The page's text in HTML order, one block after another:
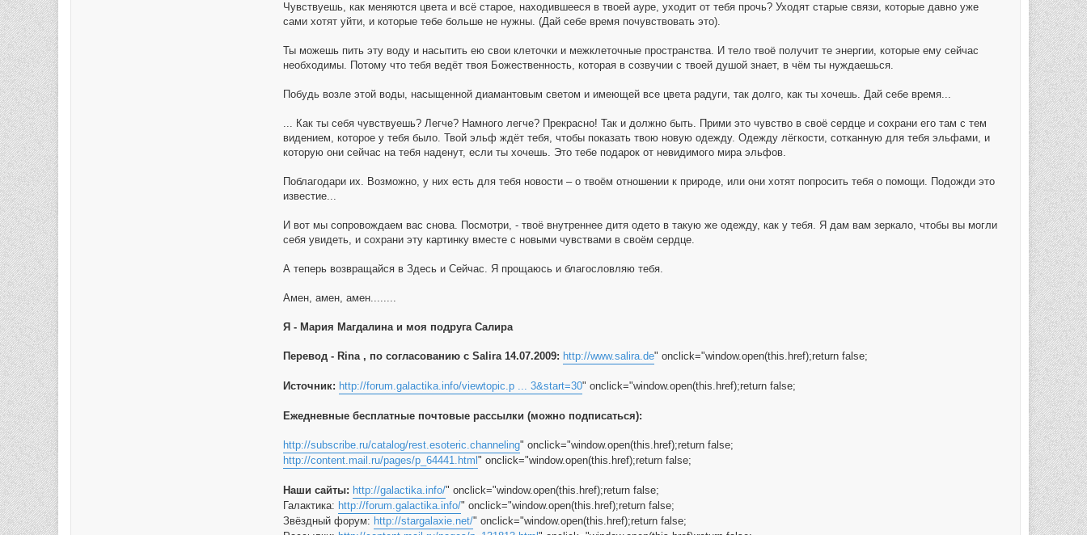
Чувствуешь, как меняются цвета и всё старое, находившееся в твоей ауре, уходит от тебя прочь? Уходят старые связи, которые давно уже
сами хотят уйти, и которые тебе больше не нужны. (Дай себе время почувствовать это).
Ты можешь пить эту воду и насытить ею свои клеточки и межклеточные пространства. И тело твоё получит те энергии, которые ему сейчас
необходимы. Потому что тебя ведёт твоя Божественность, которая в созвучии с твоей душой знает, в чём ты нуждаешься.
Побудь возле этой воды, насыщенной диамантовым светом и имеющей все цвета радуги, так долго, как ты хочешь. Дай себе время...
... Как ты себя чувствуешь? Легче? Намного легче? Прекрасно! Так и должно быть. Прими это чувство в своё сердце и сохрани его там с тем
видением, которое у тебя было. Твой эльф ждёт тебя, чтобы показать твою новую одежду. Одежду лёгкости, сотканную для тебя эльфами, и
которую они сейчас на тебя наденут, если ты хочешь. Это тебе подарок от невидимого мира эльфов.
Поблагодари их. Возможно, у них есть для тебя новости – о твоём отношении к природе, или они хотят попросить тебя о помощи. Подожди это
известие...
И вот мы сопровождаем вас снова. Посмотри, - твоё внутреннее дитя одето в такую же одежду, как у тебя. Я дам вам зеркало, чтобы вы могли
себя увидеть, и сохрани эту картинку вместе с новыми чувствами в своём сердце.
А теперь возвращайся в Здесь и Сейчас. Я прощаюсь и благословляю тебя.
Амен, амен, амен........
Я - Мария Магдалина и моя подруга Салира
Перевод - Rina , по согласованию с Salira 14.07.2009: http://www.salira.de" onclick="window.open(this.href);return false;
Источник: http://forum.galactika.info/viewtopic.p ... 3&start=30" onclick="window.open(this.href);return false;
Ежедневные бесплатные почтовые рассылки (можно подписаться):
http://subscribe.ru/catalog/rest.esoteric.channeling" onclick="window.open(this.href);return false;
http://content.mail.ru/pages/p_64441.html " onclick="window.open(this.href);return false;
Наши сайты: http://galactika.info/" onclick="window.open(this.href);return false;
Галактика: http://forum.galactika.info/" onclick="window.open(this.href);return false;
Звёздный форум: http://stargalaxie.net/" onclick="window.open(this.href);return false;